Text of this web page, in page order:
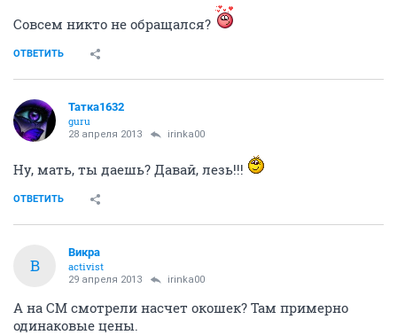
Совсем никто не обращался?
ОТВЕТИТЬ
Татка1632
guru
28 апреля 2013 irinka00
Ну, мать, ты даешь? Давай, лезь!!!
ОТВЕТИТЬ
В
Викра
activist
29 апреля 2013 irinka00
А на СМ смотрели насчет окошек? Там примерно
одинаковые цены.